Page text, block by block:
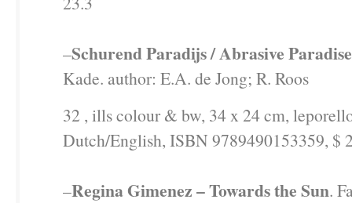
–Schurend Paradijs / Abrasive Paradise
Kade. author: E.A. de Jong; R. Roos
32 , ills colour & bw, 34 x 24 cm,
Dutch/English, ISBN 9789490153359, $
–Regina Gimenez – Towards the Sun.